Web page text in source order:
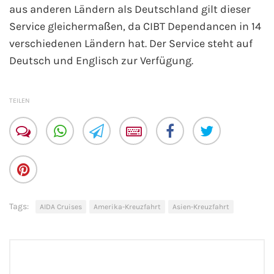
Mein Schiff Orient
Mein Schiff Nordamerika
Mein Schiff Asien
Mittelmeer-Kreuzfahrt
Kanaren-Kreuzfahrt
aus anderen Ländern als Deutschland gilt dieser
Service gleichermaßen, da CIBT Dependancen in 14
verschiedenen Ländern hat. Der Service steht auf
Deutsch und Englisch zur Verfügung.
TEILEN
Tags: AIDA Cruises Amerika-Kreuzfahrt Asien-Kreuzfahrt